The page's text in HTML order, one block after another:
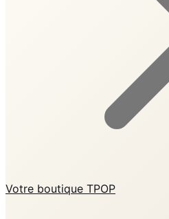
Votre boutique TPOP